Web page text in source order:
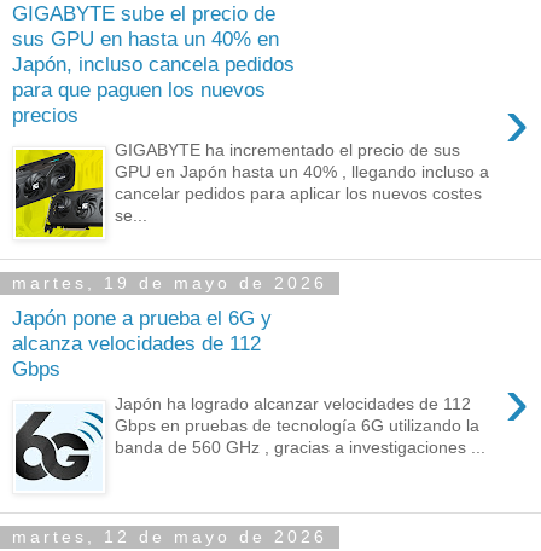
GIGABYTE sube el precio de
sus GPU en hasta un 40% en
Japón, incluso cancela pedidos
para que paguen los nuevos
precios
›
GIGABYTE ha incrementado el precio de sus
GPU en Japón hasta un 40% , llegando incluso a
cancelar pedidos para aplicar los nuevos costes
se...
martes, 19 de mayo de 2026
Japón pone a prueba el 6G y
alcanza velocidades de 112
Gbps
›
Japón ha logrado alcanzar velocidades de 112
Gbps en pruebas de tecnología 6G utilizando la
banda de 560 GHz , gracias a investigaciones ...
martes, 12 de mayo de 2026